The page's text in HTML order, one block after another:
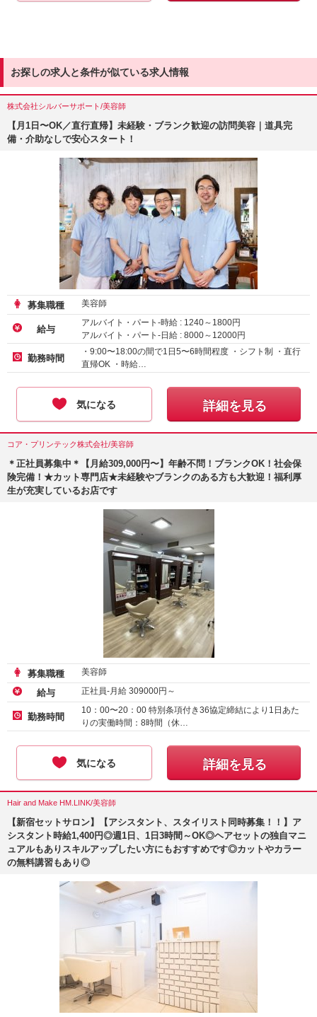
お探しの求人と条件が似ている求人情報
株式会社シルバーサポート/美容師
【月1日〜OK／直行直帰】未経験・ブランク歓迎の訪問美容｜道具完
備・介助なしで安心スタート！
募集職種 美容師
給与
アルバイト・パート-時給 : 1240～ 1800円
アルバイト・パート-日給 : 8000～ 12000円
勤務時間
・9:00〜18:00の間で1日5〜6時間程度 ・シフト制 ・直行
直帰OK ・時給…
気になる 詳細を見る
コア・プリンテック株式会社/美容師
＊正社員募集中＊【月給309,000円〜】年齢不問！ブランクOK！社会保
険完備！★カット専門店★未経験やブランクのある方も大歓迎！福利厚
生が充実しているお店です
募集職種 美容師
給与 正社員-月給 309000円～
勤務時間
10：00〜20：00 特別条項付き36協定締結により1日あた
りの実働時間：8時間（休…
気になる 詳細を見る
Hair and Make HM.LINK/美容師
【新宿セットサロン】【アシスタント、スタイリスト同時募集！！】ア
シスタント時給1,400円◎週1日、1日3時間～OK◎ヘアセットの独自マニ
ュアルもありスキルアップしたい方にもおすすめです◎カットやカラー
の無料講習もあり◎